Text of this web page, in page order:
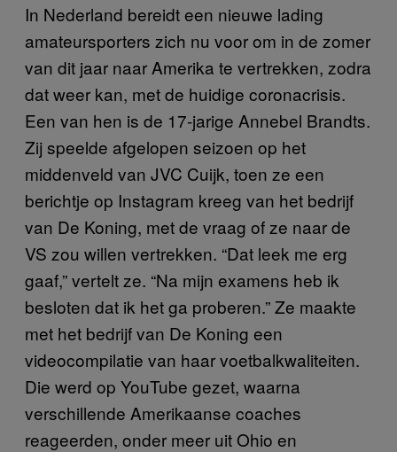
In Nederland bereidt een nieuwe lading
amateursporters zich nu voor om in de zomer
van dit jaar naar Amerika te vertrekken, zodra
dat weer kan, met de huidige coronacrisis.
Een van hen is de 17-jarige Annebel Brandts.
Zij speelde afgelopen seizoen op het
middenveld van JVC Cuijk, toen ze een
berichtje op Instagram kreeg van het bedrijf
van De Koning, met de vraag of ze naar de
VS zou willen vertrekken. “Dat leek me erg
gaaf,” vertelt ze. “Na mijn examens heb ik
besloten dat ik het ga proberen.” Ze maakte
met het bedrijf van De Koning een
videocompilatie van haar voetbalkwaliteiten.
Die werd op YouTube gezet, waarna
verschillende Amerikaanse coaches
reageerden, onder meer uit Ohio en